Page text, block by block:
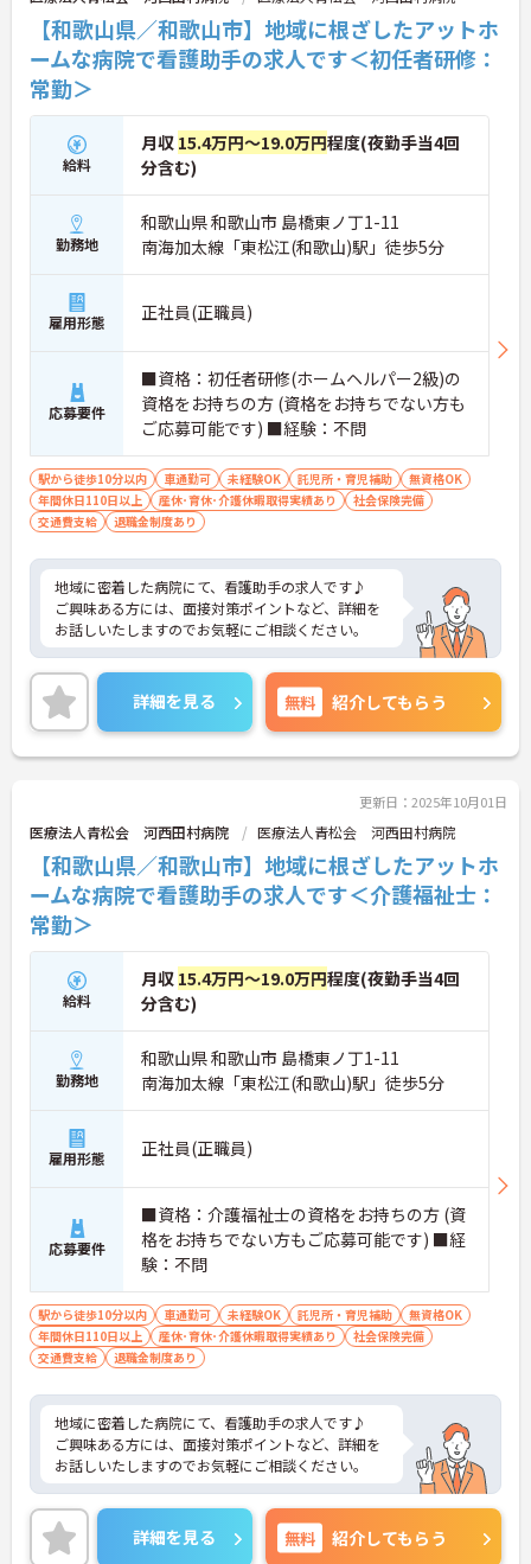
【和歌山県／和歌山市】地域に根ざしたアットホ
ームな病院で看護助手の求人です＜初任者研修：
常勤＞
給料
月収 15.4万円～19.0万円程度(夜勤手当4回
分含む)
勤務地
和歌山県 和歌山市 島橋東ノ丁1-11
南海加太線「東松江(和歌山)駅」徒歩5分
雇用形態 正社員(正職員)
応募要件
■資格：初任者研修(ホームヘルパー2級)の
資格をお持ちの方 (資格をお持ちでない方も
ご応募可能です) ■経験：不問
駅から徒歩10分以内 車通勤可 未経験OK 託児所・育児補助
無資格OK
年間休日110日以上
産休･育休･介護休暇取得実績あり
社会保険完備
交通費支給
退職金制度あり
地域に密着した病院にて、看護助手の求人です♪
ご興味ある方には、面接対策ポイントなど、詳細を
お話しいたしますのでお気軽にご相談ください。
詳細を見る 無料 紹介してもらう
更新日：2025年10月01日
医療法人青松会 河西田村病院 医療法人青松会 河西田村病院
【和歌山県／和歌山市】地域に根ざしたアットホ
ームな病院で看護助手の求人です＜介護福祉士：
常勤＞
給料
月収 15.4万円～19.0万円程度(夜勤手当4回
分含む)
勤務地
和歌山県 和歌山市 島橋東ノ丁1-11
南海加太線「東松江(和歌山)駅」徒歩5分
雇用形態 正社員(正職員)
応募要件
■資格：介護福祉士の資格をお持ちの方 (資
格をお持ちでない方もご応募可能です) ■経
験：不問
駅から徒歩10分以内 車通勤可 未経験OK 託児所・育児補助
無資格OK
年間休日110日以上
産休･育休･介護休暇取得実績あり
社会保険完備
交通費支給
退職金制度あり
地域に密着した病院にて、看護助手の求人です♪
ご興味ある方には、面接対策ポイントなど、詳細を
お話しいたしますのでお気軽にご相談ください。
詳細を見る 無料 紹介してもらう